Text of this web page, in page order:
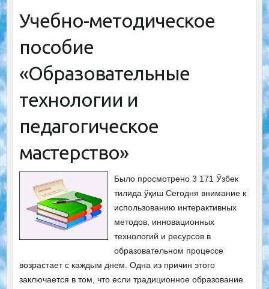
Учебно-методическое
пособие
«Образовательные
технологии и
педагогическое
мастерство»
Было просмотрено 3 171 Ўзбек
тилида ўқиш Сегодня внимание к
использованию интерактивных
методов, инновационных
технологий и ресурсов в
образовательном процессе
возрастает с каждым днем. Одна из причин этого
заключается в том, что если традиционное образование